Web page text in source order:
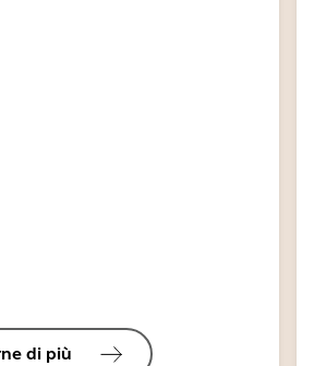
di più